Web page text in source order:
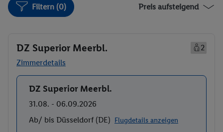
Filtern (0) Preis aufsteigend
DZ Superior Meerbl.
2
Zimmerdetails
Buchen
DZ Superior Meerbl.
31.08. - 06.09.2026
Ab/ bis Düsseldorf (DE) Flugdetails anzeigen